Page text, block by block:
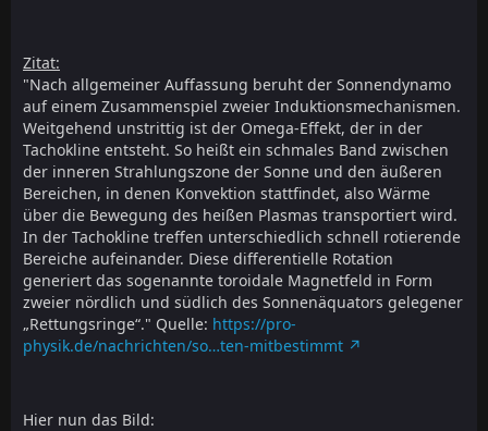
Zitat:
"Nach allgemeiner Auffassung beruht der Sonnendynamo
auf einem Zusammen­spiel zweier Induktions­mechanismen.
Weitgehend unstrittig ist der Omega-Effekt, der in der
Tachokline entsteht. So heißt ein schmales Band zwischen
der inneren Strahlungs­zone der Sonne und den äußeren
Bereichen, in denen Konvektion stattfindet, also Wärme
über die Bewegung des heißen Plasmas transportiert wird.
In der Tachokline treffen unterschiedlich schnell rotierende
Bereiche aufeinander. Diese differentielle Rotation
generiert das sogenannte toroidale Magnetfeld in Form
zweier nördlich und südlich des Sonnen­äquators gelegener
„Rettungs­ringe“." Quelle: https://pro-
physik.de/nachrichten/so…ten-mitbestimmt
Hier nun das Bild: